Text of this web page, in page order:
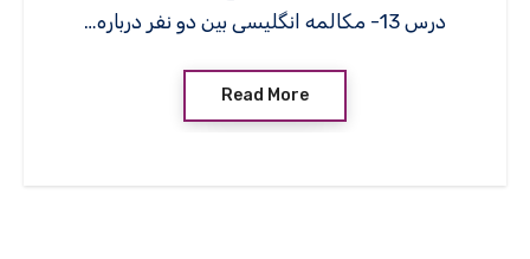
درس 13- مکالمه انگلیسی بین دو نفر درباره…
Read More